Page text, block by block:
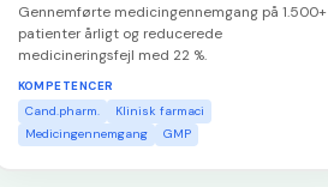
Gennemførte medicingennemgang på 1.500+
patienter årligt og reducerede
medicineringsfejl med 22 %.
KOMPETENCER
Cand.pharm.
Klinisk farmaci
Medicingennemgang
GMP